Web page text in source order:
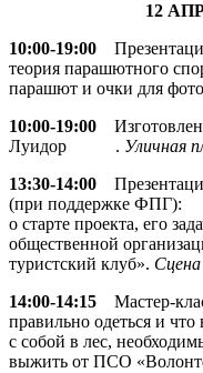
12
10:00-19:00
теория парашютного
парашют и очки для
10:00-19:00
Луидор . Уличная
13:30-14:00
(при поддержке ФПГ):
о старте проекта, его
общественной
туристский клуб». Сцена
14:00-14:15 Мастер-
правильно одеться и что
с собой в лес,
выжить от ПСО